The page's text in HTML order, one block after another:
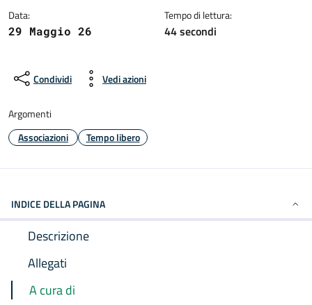
Data:
29 Maggio 26
Tempo di lettura:
44 secondi
Condividi Vedi azioni
Argomenti
Associazioni
Tempo libero
INDICE DELLA PAGINA
Descrizione
Allegati
A cura di